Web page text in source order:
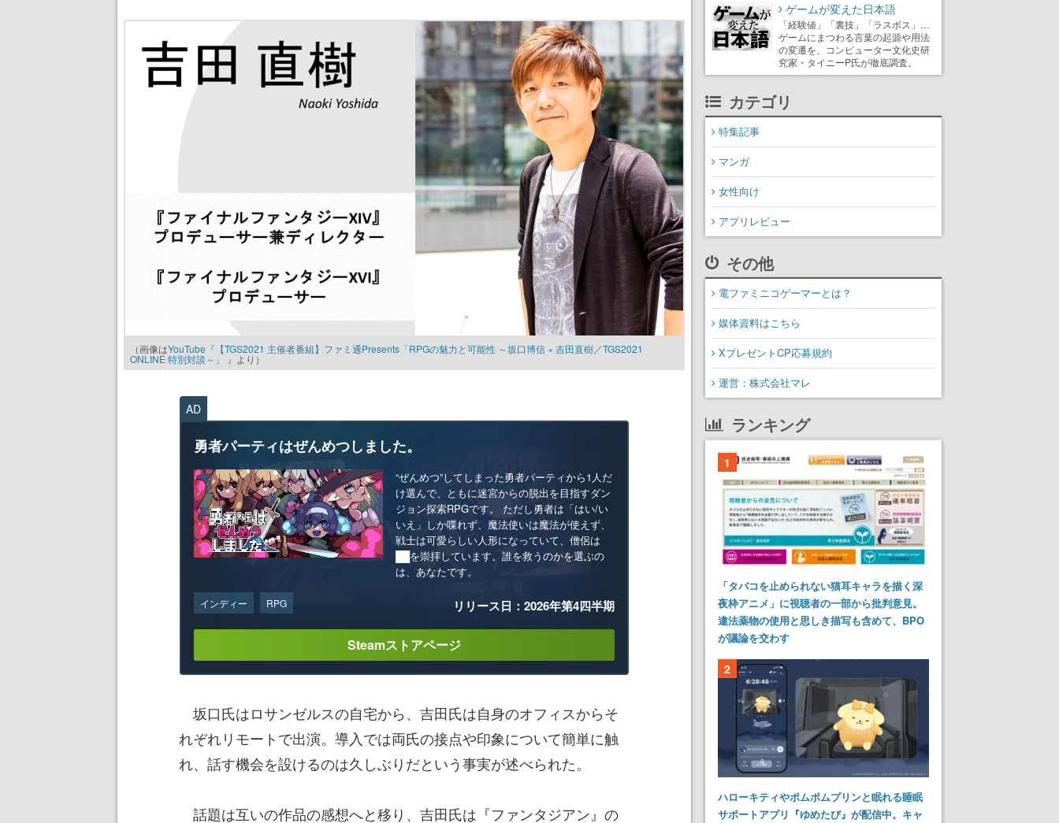
（画像はYouTube『【TGS2021 主催者番組】ファミ通Presents「RPGの魅力と可能性 ～坂口博信 × 吉田直樹／TGS2021
ONLINE 特別対談～」 』 より）
AD
勇者パーティはぜんめつしました。
“ぜんめつ”してしまった勇者パーティから1人だ
け選んで、ともに迷宮からの脱出を目指すダン
ジョン探索RPGです。 ただし勇者は「はい/い
いえ」しか喋れず、魔法使いは魔法が使えず、
戦士は可愛らしい人形になっていて、僧侶は
██を崇拝しています。誰を救うのかを選ぶの
は、あなたです。
インディー RPG リリース日：2026年第4四半期
Steamストアページ
坂口氏はロサンゼルスの自宅から、吉田氏は自身のオフィスからそ
れぞれリモートで出演。導入では両氏の接点や印象について簡単に触
れ、話す機会を設けるのは久しぶりだという事実が述べられた。
話題は互いの作品の感想へと移り、吉田氏は『ファンタジアン』の
ゲームが変えた日本語
「経験値」「裏技」「ラスボス」…
ゲームにまつわる言葉の起源や用法
の変遷を、コンピューター文化史研
究家・タイニーP氏が徹底調査。
カテゴリ
特集記事
マンガ
女性向け
アプリレビュー
その他
電ファミニコゲーマーとは？
媒体資料はこちら
XプレゼントCP応募規約
運営：株式会社マレ
ランキング
1
「タバコを止められない猫耳キャラを描く深
夜枠アニメ」に視聴者の一部から批判意見。
違法薬物の使用と思しき描写も含めて、BPO
が議論を交わす
2
ハローキティやポムポムプリンと眠れる睡眠
サポートアプリ『ゆめたび』が配信中。キャ